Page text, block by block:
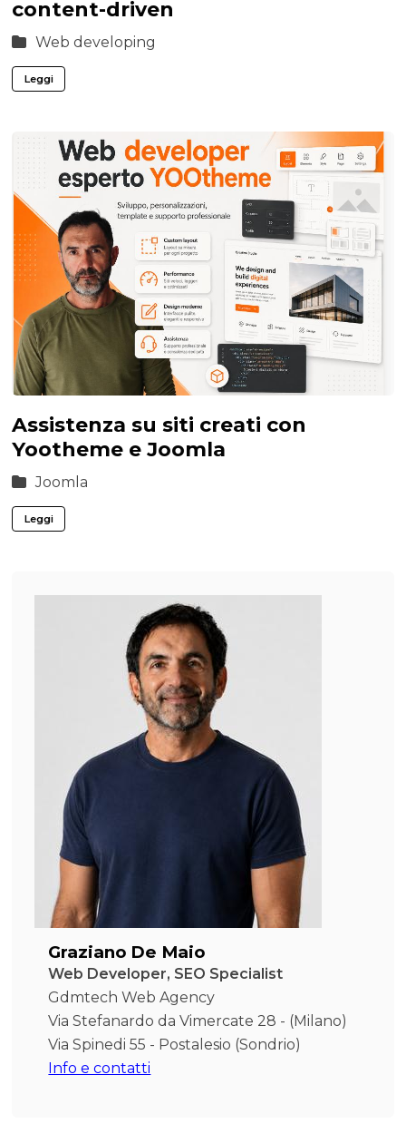
content-driven
Web developing
Leggi
Assistenza su siti creati con
Yootheme e Joomla
Joomla
Leggi
Graziano De Maio
Web Developer, SEO Specialist
Gdmtech Web Agency
Via Stefanardo da Vimercate 28 - (Milano)
Via Spinedi 55 - Postalesio (Sondrio)
Info e contatti